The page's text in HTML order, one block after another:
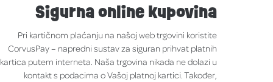
Sigurna online kupovina
Pri kartičnom plaćanju na našoj web trgovini koristite
CorvusPay – napredni sustav za siguran prihvat platnih
kartica putem interneta. Naša trgovina nikada ne dolazi u
kontakt s podacima o Vašoj platnoj kartici. Također,